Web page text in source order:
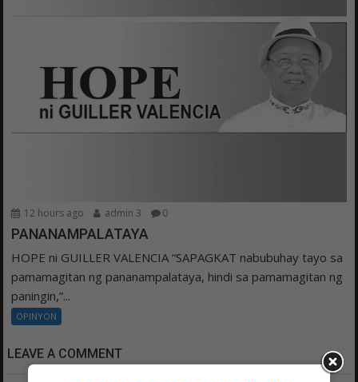
12 hours ago admin 3 0
PANANAMPALATAYA
HOPE ni GUILLER VALENCIA “SAPAGKAT nabubuhay tayo sa
pamamagitan ng pananampalataya, hindi sa pamamagitan ng
paningin,”...
OPINYON
LEAVE A COMMENT